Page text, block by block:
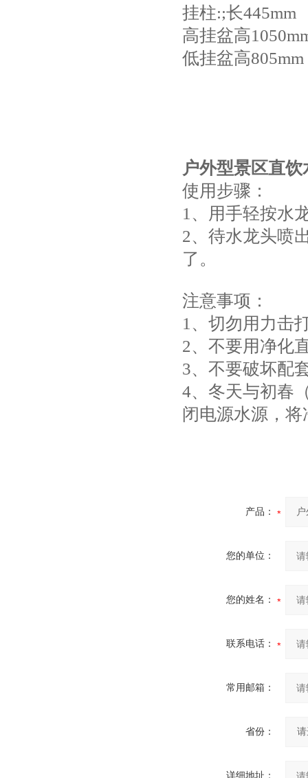
挂柱:;长445mm
高挂盆高
低挂盆高
户外型景区直饮
使用步骤：
1、用手轻按水
2、待水龙头喷
了。
注意事项：
1、切勿用力击
2、不要用净化
3、不要破坏配
4、冬天与初春
闭电源水源，
产品：
您的单位：
您的姓名：
联系电话：
常用邮箱：
省份：
详细地址：